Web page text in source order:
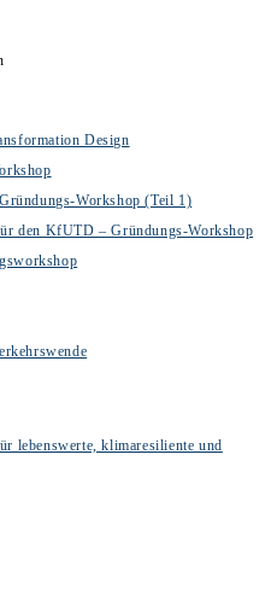
Design
Workshop (Teil 1)
den KfUTD – Gründungs-Workshop
lebenswerte, klimaresiliente und